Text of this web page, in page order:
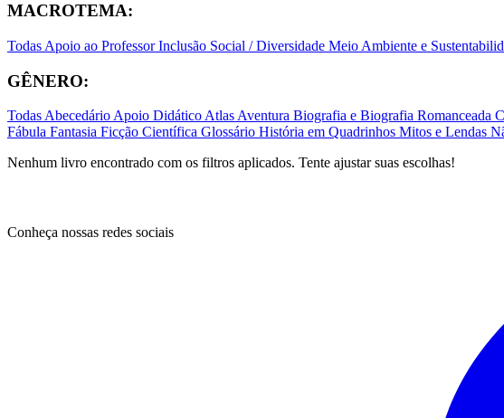
MACROTEMA:
Todas Apoio ao ProfessorInclusão Social / Diversidade Meio Ambiente e
GÊNERO:
TodasAbecedárioApoio DidáticoAtlasAventura Biografia e Biografia Romanceada
Fábula Fantasia Ficção Científica Glossário História em Quadrinhos Mitos e Lendas
Nenhum livro encontrado com os filtros aplicados. Tente ajustar suas escolhas!
Conheça nossas redes sociais